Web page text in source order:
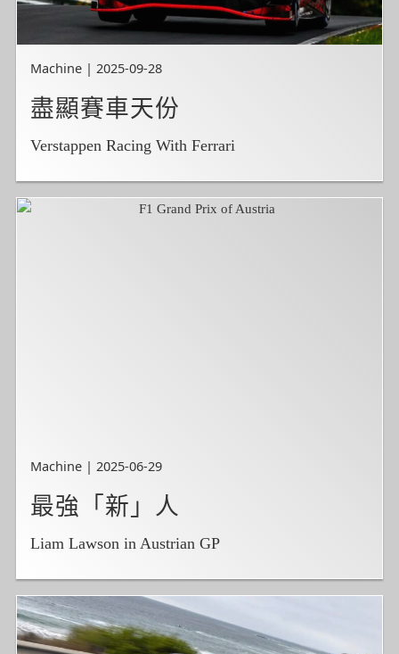
Machine | 2025-09-28
盡顯賽車天份
Verstappen Racing With Ferrari
Machine | 2025-06-29
最強「新」人
Liam Lawson in Austrian GP